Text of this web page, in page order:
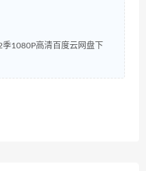
1080P高清百度云网盘下